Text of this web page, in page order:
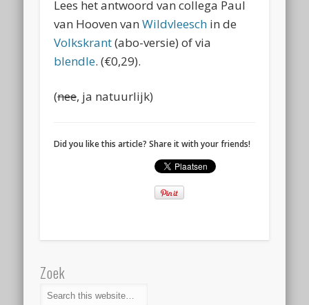
Lees het antwoord van collega Paul
van Hooven vanWildvleesch in de
Volkskrant(abo-versie) of via
blendle. (€0,29).
(nee, ja natuurlijk)
Did you like this article? Share it with your friends!
Zoek